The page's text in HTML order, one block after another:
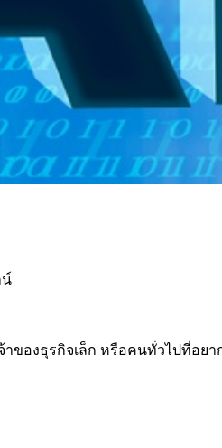
น์
องธุรกิจเล็ก หรือคนทั่วไปที่อยา